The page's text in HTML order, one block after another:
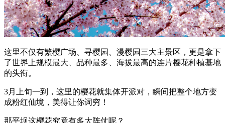
这里不仅有繁樱广场、寻樱园、漫樱园三大主景区，更是拿下
了世界上规模最大、品种最多、海拔最高的连片樱花种植基地
的头衔。
3月上旬一到，这里的樱花就集体开派对，瞬间把整个地方变
成粉红仙境，美得让你词穷！
那平坝这樱花究竟有多大阵仗呢？